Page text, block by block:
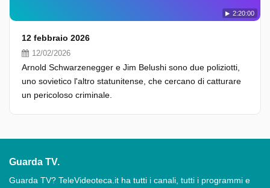
2:20:00
12 febbraio 2026
12/02/2026
Arnold Schwarzenegger e Jim Belushi sono due poliziotti,
uno sovietico l'altro statunitense, che cercano di catturare
un pericoloso criminale.
Guarda TV.
Guarda TV? TeleVideoteca.it ha tutti i canali, tutti i programmi e